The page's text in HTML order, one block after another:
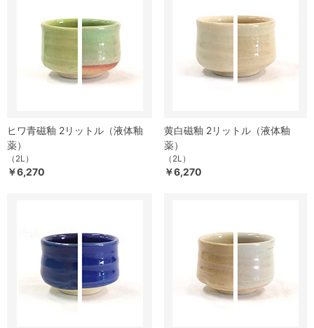
ヒワ青磁釉 2リットル（液体釉
薬）
（2L）
￥6,270
黄白磁釉 2リットル（液体釉
薬）
（2L）
￥6,270